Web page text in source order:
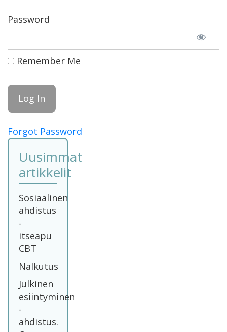
Password
Remember Me
Forgot Password
Uusimmat
artikkelit
Sosiaalinen
ahdistus
-
itseapu
CBT
Nalkutus
Julkinen
esiintyminen
-
ahdistus.